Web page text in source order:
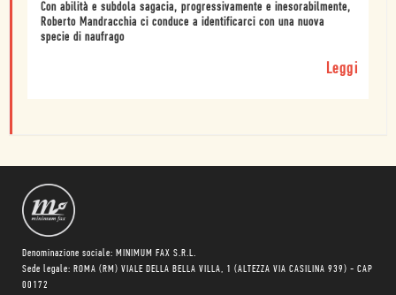
Con abilità e subdola sagacia, progressivamente e inesorabilmente,
Roberto Mandracchia ci conduce a identificarci con una nuova
specie di naufrago
Leggi
Denominazione sociale: MINIMUM FAX S.R.L.
Sede legale: ROMA (RM) VIALE DELLA BELLA VILLA, 1 (ALTEZZA VIA CASILINA 939) - CAP
00172